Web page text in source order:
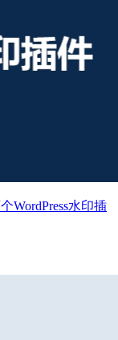
WordPress水印插